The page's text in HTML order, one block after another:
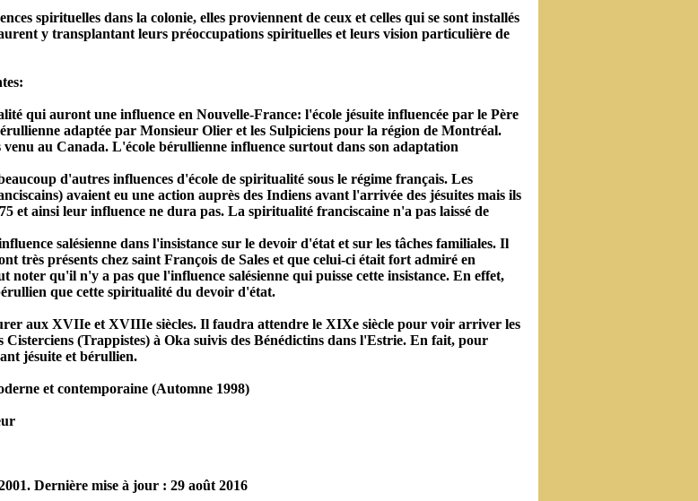
spirituelles dans la colonie, elles proviennent de ceux et celles qui se sont installés
y transplantant leurs préoccupations spirituelles et leurs vision particulière de
qui auront une influence en Nouvelle-France: l'école jésuite influencée par le Père
adaptée par Monsieur Olier et les Sulpiciens pour la région de Montréal.
au Canada. L'école bérullienne influence surtout dans son adaptation
d'autres influences d'école de spiritualité sous le régime français. Les
avaient eu une action auprès des Indiens avant l'arrivée des jésuites mais ils
et ainsi leur influence ne dura pas. La spiritualité franciscaine n'a pas laissé de
salésienne dans l'insistance sur le devoir d'état et sur les tâches familiales. Il
très présents chez saint François de Sales et que celui-ci était fort admiré en
noter qu'il n'y a pas que l'influence salésienne qui puisse cette insistance. En effet,
que cette spiritualité du devoir d'état.
aux XVIIe et XVIIIe siècles. Il faudra attendre le XIXe siècle pour voir arriver les
Cisterciens (Trappistes) à Oka suivis des Bénédictins dans l'Estrie. En fait, pour
jésuite et bérullien.
et contemporaine (Automne 1998)
Dernière mise à jour : 29 août 2016